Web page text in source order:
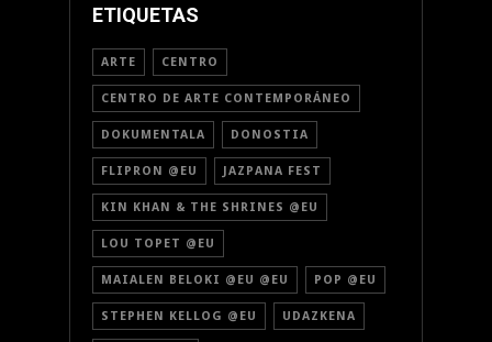
ETIQUETAS
ARTE CENTRO
CENTRO DE ARTE CONTEMPORÁNEO
DOKUMENTALA DONOSTIA
FLIPRON @EU JAZPANA FEST
KIN KHAN & THE SHRINES @EU
LOU TOPET @EU
MAIALEN BELOKI @EU @EU POP @EU
STEPHEN KELLOG @EU UDAZKENA